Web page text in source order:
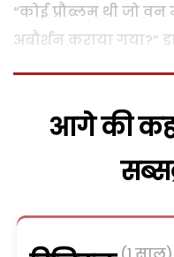
“कोई प्रौब्लम थी जो
अबौर्शन कराया गया?”
आगे की